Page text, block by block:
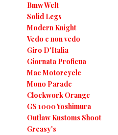
Bmw Welt
Solid Legs
Modern Knight
Vedo e non vedo
Giro D'Italia
Giornata Proficua
Mac Motorcycle
Mono Parade
Clockwork Orange
GS 1000 Yoshimura
Outlaw Kustoms Shoot
Greasy's